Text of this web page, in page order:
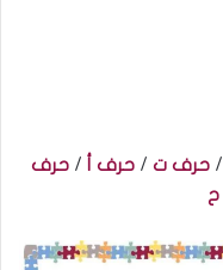
/ حرف ت / حرف أ / حرف
ح